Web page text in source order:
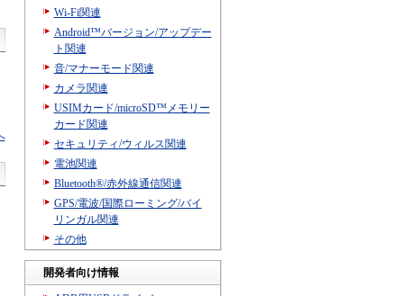
Wi-Fi関連
Android™バージョン/アップデー
ト関連
音/マナーモード関連
カメラ関連
USIMカード/microSD™メモリー
カード関連
セキュリティ/ウィルス関連
電池関連
Bluetooth®/赤外線通信関連
GPS/電波/国際ローミング/バイ
リンガル関連
その他
開発者向け情報